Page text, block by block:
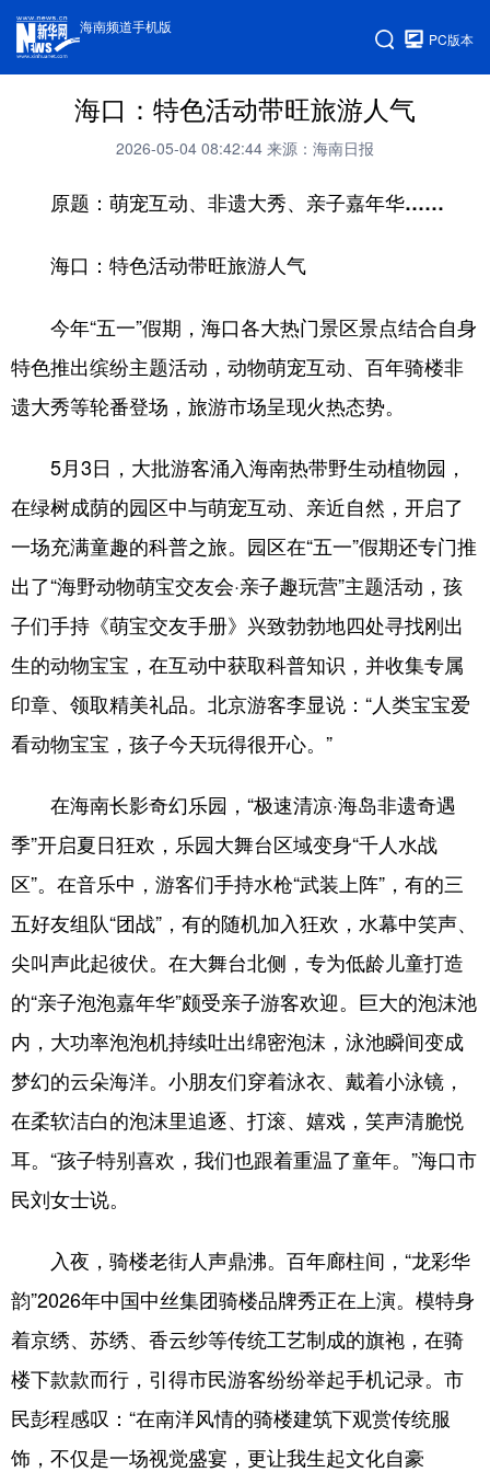
海南频道手机版
PC版本
海口：特色活动带旺旅游人气
2026-05-04 08:42:44 来源：海南日报
原题：萌宠互动、非遗大秀、亲子嘉年华……
海口：特色活动带旺旅游人气
今年“五一”假期，海口各大热门景区景点结合自身
特色推出缤纷主题活动，动物萌宠互动、百年骑楼非
遗大秀等轮番登场，旅游市场呈现火热态势。
5月3日，大批游客涌入海南热带野生动植物园，
在绿树成荫的园区中与萌宠互动、亲近自然，开启了
一场充满童趣的科普之旅。园区在“五一”假期还专门推
出了“海野动物萌宝交友会·亲子趣玩营”主题活动，孩
子们手持《萌宝交友手册》兴致勃勃地四处寻找刚出
生的动物宝宝，在互动中获取科普知识，并收集专属
印章、领取精美礼品。北京游客李显说：“人类宝宝爱
看动物宝宝，孩子今天玩得很开心。”
在海南长影奇幻乐园，“极速清凉·海岛非遗奇遇
季”开启夏日狂欢，乐园大舞台区域变身“千人水战
区”。在音乐中，游客们手持水枪“武装上阵”，有的三
五好友组队“团战”，有的随机加入狂欢，水幕中笑声、
尖叫声此起彼伏。在大舞台北侧，专为低龄儿童打造
的“亲子泡泡嘉年华”颇受亲子游客欢迎。巨大的泡沫池
内，大功率泡泡机持续吐出绵密泡沫，泳池瞬间变成
梦幻的云朵海洋。小朋友们穿着泳衣、戴着小泳镜，
在柔软洁白的泡沫里追逐、打滚、嬉戏，笑声清脆悦
耳。“孩子特别喜欢，我们也跟着重温了童年。”海口市
民刘女士说。
入夜，骑楼老街人声鼎沸。百年廊柱间，“龙彩华
韵”2026年中国中丝集团骑楼品牌秀正在上演。模特身
着京绣、苏绣、香云纱等传统工艺制成的旗袍，在骑
楼下款款而行，引得市民游客纷纷举起手机记录。市
民彭程感叹：“在南洋风情的骑楼建筑下观赏传统服
饰，不仅是一场视觉盛宴，更让我生起文化自豪